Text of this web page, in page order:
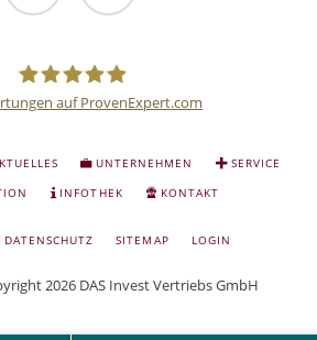
Anlage
und
auf ProvenExpert.com
UNTERNEHMEN
SERVICE
INFOTHEK KONTAKT
DATENSCHUTZ SITEMAP LOGIN
2026 DAS Invest Vertriebs GmbH